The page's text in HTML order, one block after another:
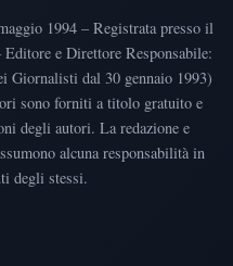
1994 – Registrata presso il
e Direttore Responsabile:
Giornalisti dal 30 gennaio 1993)
sono forniti a titolo gratuito e
degli autori. La redazione e
alcuna responsabilità in
degli stessi.